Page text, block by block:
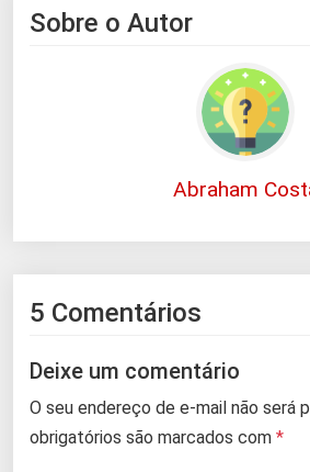
Sobre o Autor
Abraham
5 Comentários
Deixe um comentário
O seu endereço de e-mail não será
obrigatórios são marcados com *